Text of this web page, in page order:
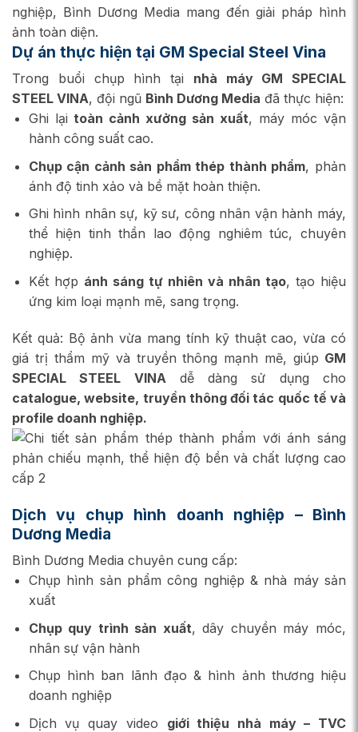
nghiệp, Bình Dương Media mang đến giải pháp hình
ảnh toàn diện.
Dự án thực hiện tại GM Special Steel Vina
Trong buổi chụp hình tại nhà máy GM SPECIAL
STEEL VINA, đội ngũ Bình Dương Media đã thực hiện:
Ghi lại toàn cảnh xưởng sản xuất, máy móc vận
hành công suất cao.
Chụp cận cảnh sản phẩm thép thành phẩm, phản
ánh độ tinh xảo và bề mặt hoàn thiện.
Ghi hình nhân sự, kỹ sư, công nhân vận hành máy,
thể hiện tinh thần lao động nghiêm túc, chuyên
nghiệp.
Kết hợp ánh sáng tự nhiên và nhân tạo, tạo hiệu
ứng kim loại mạnh mẽ, sang trọng.
Kết quả: Bộ ảnh vừa mang tính kỹ thuật cao, vừa có
giá trị thẩm mỹ và truyền thông mạnh mẽ, giúp GM
SPECIAL STEEL VINA dễ dàng sử dụng cho
catalogue, website, truyền thông đối tác quốc tế và
profile doanh nghiệp.
Dịch vụ chụp hình doanh nghiệp – Bình
Dương Media
Bình Dương Media chuyên cung cấp:
Chụp hình sản phẩm công nghiệp & nhà máy sản
xuất
Chụp quy trình sản xuất, dây chuyền máy móc,
nhân sự vận hành
Chụp hình ban lãnh đạo & hình ảnh thương hiệu
doanh nghiệp
Dịch vụ quay video giới thiệu nhà máy – TVC